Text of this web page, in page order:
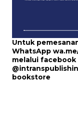
Untuk
WhatsApp
melalui facebook
bookstore